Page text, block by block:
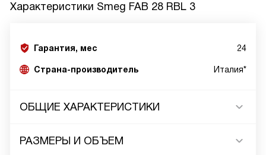
Характеристики Smeg FAB 28 RBL 3
Гарантия, мес 24
Страна-производитель Италия*
ОБЩИЕ ХАРАКТЕРИСТИКИ
РАЗМЕРЫ И ОБЪЕМ